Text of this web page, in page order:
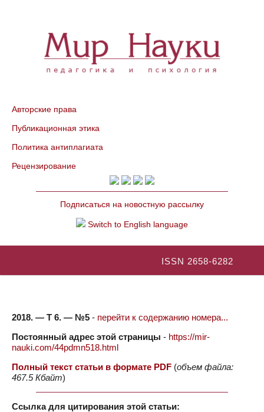
Авторские права
Публикационная этика
Политика антиплагиата
Рецензирование
Подписаться на новостную рассылку
Switch to English language
ISSN 2658-6282
2018. — Т 6. — №5 - перейти к содержанию номера...
Постоянный адрес этой страницы - https://mir-
nauki.com/44pdmn518.html
Полный текст статьи в формате PDF (объем файла:
467.5 Кбайт)
Ссылка для цитирования этой статьи: